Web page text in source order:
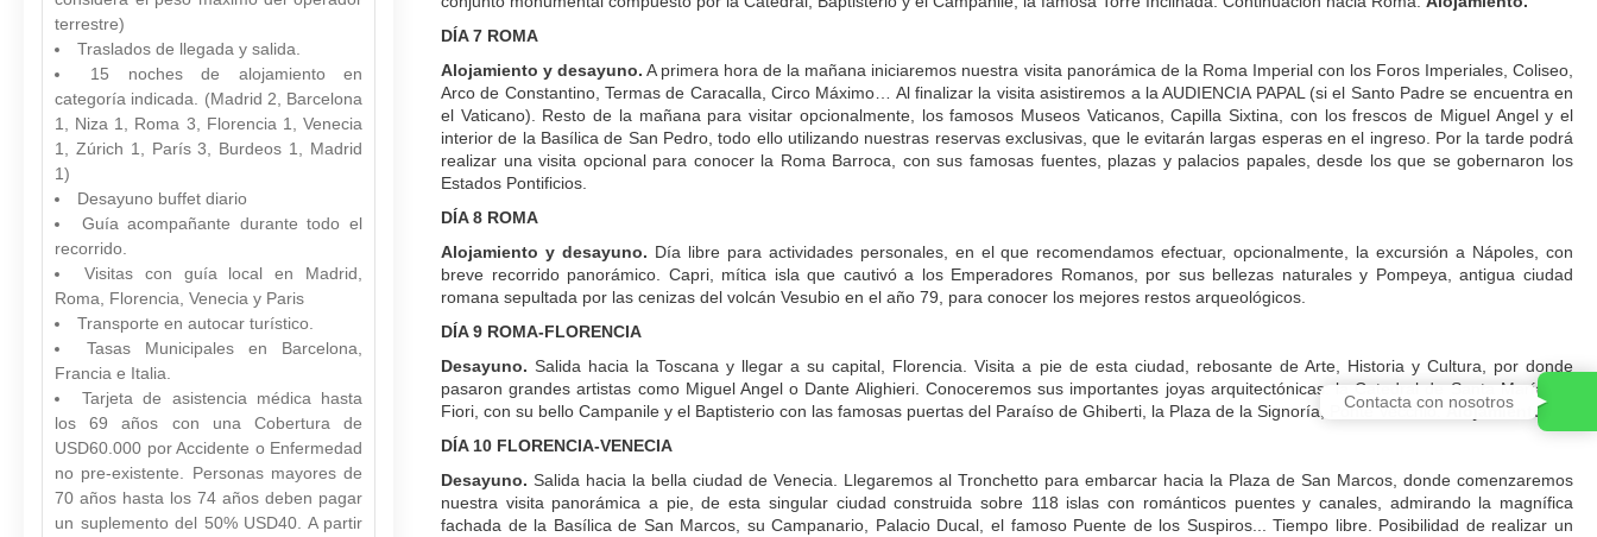
DÍA 7 ROMA
Alojamiento y desayuno. A primera hora de la mañana iniciaremos nuestra visita panorámica de la Roma Imperial con los Foros Imperiales, Coliseo,
Arco de Constantino, Termas de Caracalla, Circo Máximo… Al finalizar la visita asistiremos a la AUDIENCIA PAPAL (si el Santo Padre se encuentra en
el Vaticano). Resto de la mañana para visitar opcionalmente, los famosos Museos Vaticanos, Capilla Sixtina, con los frescos de Miguel Angel y el
interior de la Basílica de San Pedro, todo ello utilizando nuestras reservas exclusivas, que le evitarán largas esperas en el ingreso. Por la tarde podrá
realizar una visita opcional para conocer la Roma Barroca, con sus famosas fuentes, plazas y palacios papales, desde los que se gobernaron los
Estados Pontificios.
DÍA 8 ROMA
Alojamiento y desayuno. Día libre para actividades personales, en el que recomendamos efectuar, opcionalmente, la excursión a Nápoles, con
breve recorrido panorámico. Capri, mítica isla que cautivó a los Emperadores Romanos, por sus bellezas naturales y Pompeya, antigua ciudad
romana sepultada por las cenizas del volcán Vesubio en el año 79, para conocer los mejores restos arqueológicos.
DÍA 9 ROMA-FLORENCIA
Desayuno. Salida hacia la Toscana y llegar a su capital, Florencia. Visita a pie de esta ciudad, rebosante de Arte, Historia y Cultura, por donde
pasaron grandes artistas como Miguel Angel o Dante Alighieri. Conoceremos sus importantes joyas arquitectónicas: la Catedral de Santa María dei
Fiori, con su bello Campanile y el Baptisterio con las famosas puertas del Paraíso de Ghiberti, la Plaza de la Signoría, Ponte Vecchio. Alojamiento.
DÍA 10 FLORENCIA-VENECIA
Desayuno. Salida hacia la bella ciudad de Venecia. Llegaremos al Tronchetto para embarcar hacia la Plaza de San Marcos, donde comenzaremos
nuestra visita panorámica a pie, de esta singular ciudad construida sobre 118 islas con románticos puentes y canales, admirando la magnífica
fachada de la Basílica de San Marcos, su Campanario, Palacio Ducal, el famoso Puente de los Suspiros... Tiempo libre. Posibilidad de realizar un
terrestre)
Traslados de llegada y salida.
15 noches de alojamiento en
categoría indicada. (Madrid 2, Barcelona
1, Niza 1, Roma 3, Florencia 1, Venecia
1, Zúrich 1, París 3, Burdeos 1, Madrid
1)
Desayuno buffet diario
Guía acompañante durante todo el
recorrido.
Visitas con guía local en Madrid,
Roma, Florencia, Venecia y Paris
Transporte en autocar turístico.
Tasas Municipales en Barcelona,
Francia e Italia.
Tarjeta de asistencia médica hasta
los 69 años con una Cobertura de
USD60.000 por Accidente o Enfermedad
no pre-existente. Personas mayores de
70 años hasta los 74 años deben pagar
un suplemento del 50% USD40. A partir
Contacta con nosotros